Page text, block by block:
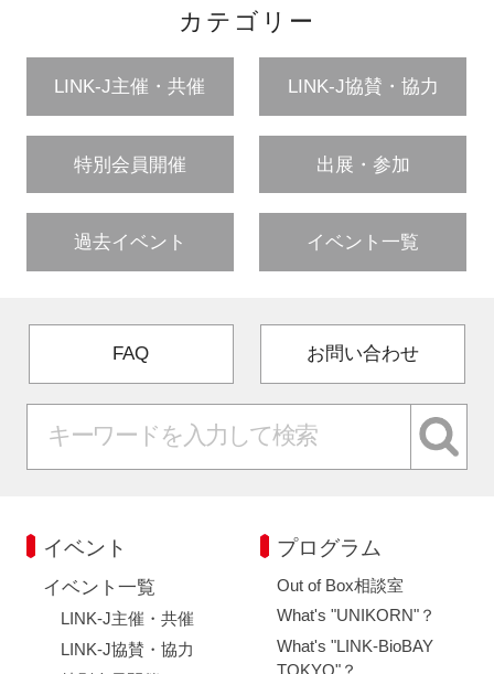
カテゴリー
LINK-J主催・共催 LINK-J協賛・協力
特別会員開催 出展・参加
過去イベント イベント一覧
FAQ お問い合わせ
イベント
イベント一覧
LINK-J主催・共催
LINK-J協賛・協力
プログラム
Out of Box相談室
What's "UNIKORN"？
What's "LINK-BioBAY